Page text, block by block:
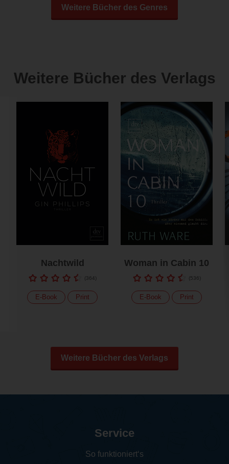
Weitere Bücher des Genres
Weitere Bücher des Verlags
Nachtwild
(364)
E-Book Print
Woman in Cabin 10
(536)
E-Book Print
Weitere Bücher des Verlags
Service
So funktioniert‘s